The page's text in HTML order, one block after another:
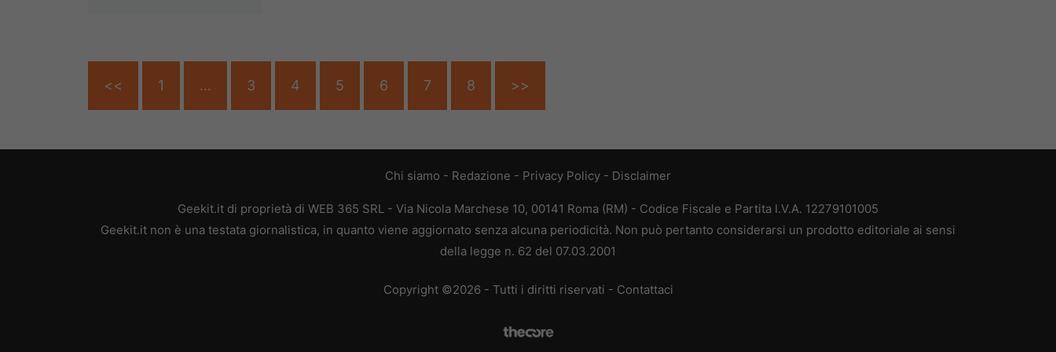
<< 1 … 3 4 5 6 7 8 >>
Chi siamo - Redazione - Privacy Policy - Disclaimer
Geekit.it di proprietà di WEB 365 SRL - Via Nicola Marchese 10, 00141 Roma (RM) - Codice Fiscale e Partita I.V.A. 12279101005
Geekit.it non è una testata giornalistica, in quanto viene aggiornato senza alcuna periodicità. Non può pertanto considerarsi un prodotto editoriale ai sensi
della legge n. 62 del 07.03.2001
Copyright ©2026 - Tutti i diritti riservati - Contattaci